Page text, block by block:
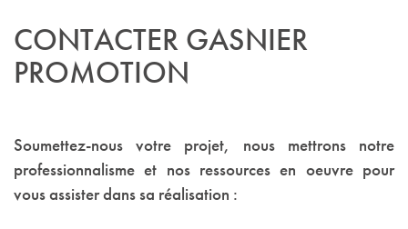
CONTACTER GASNIER
PROMOTION
Soumettez-nous votre projet, nous mettrons notre
professionnalisme et nos ressources en oeuvre pour
vous assister dans sa réalisation :